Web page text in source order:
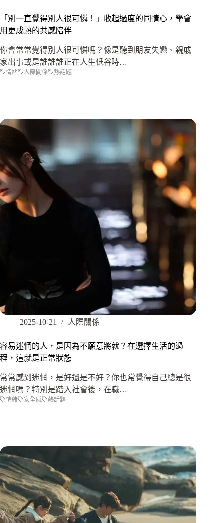
「別一直覺得別人很可憐！」收起過度的同情心，學會
用更成熟的共感陪伴
你會常常覺得別人很可憐嗎？像是聽到朋友失戀、親戚
家出事或是誰誰誰正在人生低谷時…
情緒 人際關係 熱話題
2025-10-21 人際關係
容易迷惘的人，是因為不願意將就？在選擇生活的過
程，這就是正常狀態
常常感到迷惘，是好還是不好？你也常覺得自己總是很
迷惘嗎？特別是踏入社會後，在職…
情緒 安全感 熱話題